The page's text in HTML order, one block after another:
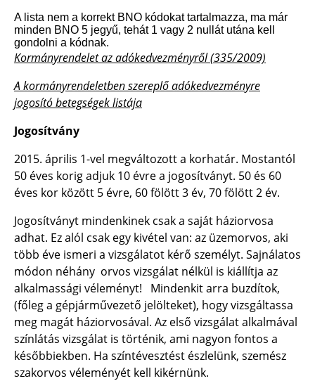
A lista nem a korrekt BNO kódokat tartalmazza, ma már
minden BNO 5 jegyű, tehát 1 vagy 2 nullát utána kell
gondolni a kódnak.
Kormányrendelet az adókedvezményről (335/2009)
A kormányrendeletben szereplő adókedvezményre
jogosító betegségek listája
Jogosítvány
2015. április 1-vel megváltozott a korhatár. Mostantól
50 éves korig adjuk 10 évre a jogosítványt. 50 és 60
éves kor között 5 évre, 60 fölött 3 év, 70 fölött 2 év.
Jogosítványt mindenkinek csak a saját háziorvosa
adhat. Ez alól csak egy kivétel van: az üzemorvos, aki
több éve ismeri a vizsgálatot kérő személyt. Sajnálatos
módon néhány orvos vizsgálat nélkül is kiállítja az
alkalmassági véleményt! Mindenkit arra buzdítok,
(főleg a gépjárművezető jelölteket), hogy vizsgáltassa
meg magát háziorvosával. Az első vizsgálat alkalmával
színlátás vizsgálat is történik, ami nagyon fontos a
későbbiekben. Ha színtévesztést észlelünk, szemész
szakorvos véleményét kell kikérnünk.